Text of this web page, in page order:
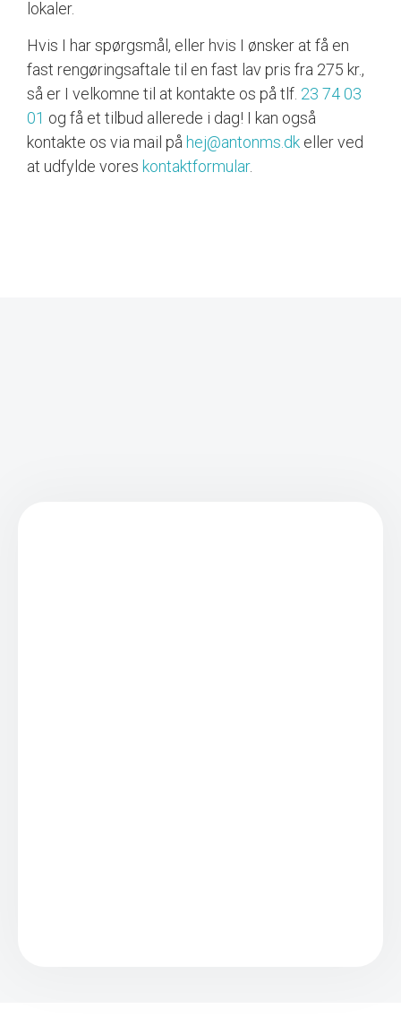
lokaler.
Hvis I har spørgsmål, eller hvis I ønsker at få en
fast rengøringsaftale til en fast lav pris fra 275 kr.,
så er I velkomne til at kontakte os på tlf. 23 74 03
01 og få et tilbud allerede i dag! I kan også
kontakte os via mail på hej@antonms.dk eller ved
at udfylde vores kontaktformular.